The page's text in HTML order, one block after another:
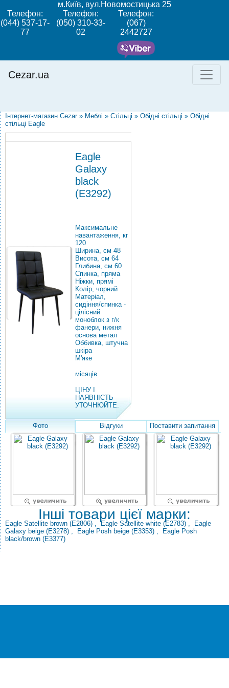
м.Київ, вул.Новомостицька 25
Телефон:
(044) 537-17-
77
Телефон:
(050) 310-33-
02
Телефон:
(067)
2442727
Cezar.ua
Інтернет-магазин Cezar » Меблі » Стільці » Обідні стільці » Обідні
стільці Eagle
Eagle
Galaxy
black
(E3292)
Максимальне
навантаження, кг
120
Ширина, см 48
Висота, см 64
Глибина, см 60
Спинка, пряма
Ніжки, прямі
Колір, чорний
Матеріал,
сидіння/спинка -
цілісний
моноблок з г/к
фанери, нижня
основа метал
Оббивка, штучна
шкіра
М'яке
місяців
ЦІНУ І
НАЯВНІСТЬ
УТОЧНЮЙТЕ.
Фото Відгуки Поставити запитання
Інші товари цієї марки:
Eagle Satellite brown (E2806) ,Eagle Satellite white (E2783) ,
Eagle
Galaxy beige (E3278) , Eagle Posh beige (E3353) ,
Eagle Posh
black/brown (E3377)